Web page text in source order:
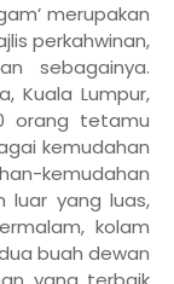
merupakan
perkahwinan,
sebagainya.
Kuala Lumpur,
orang tetamu
kemudahan
kemudahan
luar yang luas,
kolam
buah dewan